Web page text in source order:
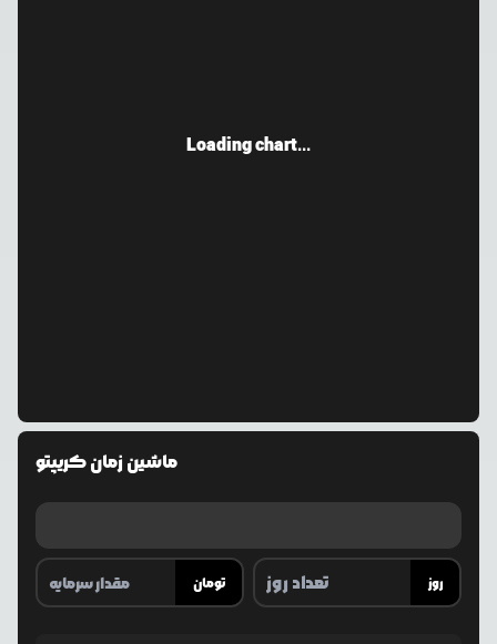
Loading chart...
ماشین زمان کریپتو
تومان روز